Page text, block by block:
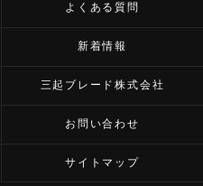
よくある質問
新着情報
三起ブレード株式会社
お問い合わせ
サイトマップ